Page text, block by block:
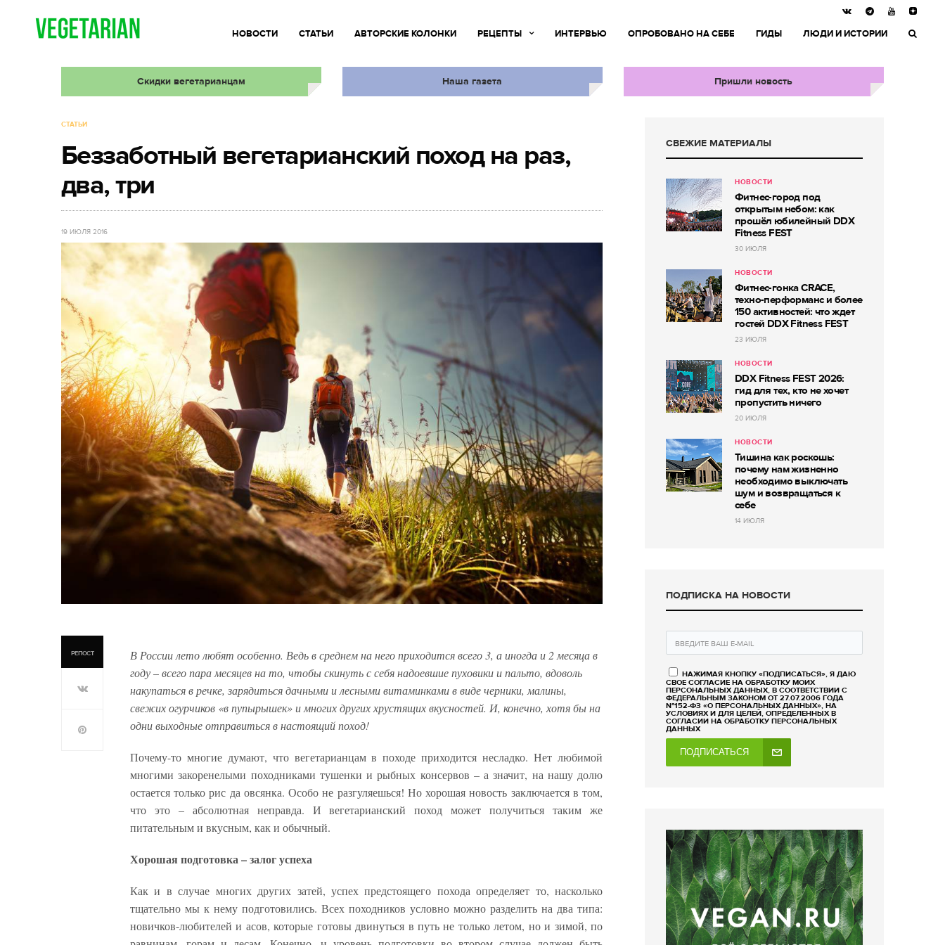
НОВОСТИ СТАТЬИ АВТОРСКИЕ КОЛОНКИ РЕЦЕПТЫ ИНТЕРВЬЮ ОПРОБОВАНО НА СЕБЕ ГИДЫ ЛЮДИ И ИСТОРИИ
Скидки вегетарианцам Наша газета Пришли новость
СТАТЬИ
Беззаботный вегетарианский поход на раз,
два, три
19 ИЮЛЯ 2016
РЕПОСТ
В России лето любят особенно. Ведь в среднем на него приходится всего 3, а иногда и 2 месяца в
году – всего пара месяцев на то, чтобы скинуть с себя надоевшие пуховики и пальто, вдоволь
накупаться в речке, зарядиться дачными и лесными витаминками в виде черники, малины,
свежих огурчиков «в пупырышек» и многих других хрустящих вкусностей. И, конечно, хотя бы на
одни выходные отправиться в настоящий поход!
Почему-то многие думают, что вегетарианцам в походе приходится несладко. Нет любимой
многими закоренелыми походниками тушенки и рыбных консервов – а значит, на нашу долю
остается только рис да овсянка. Особо не разгуляешься! Но хорошая новость заключается в том,
что это – абсолютная неправда. И вегетарианский поход может получиться таким же
питательным и вкусным, как и обычный.
Хорошая подготовка – залог успеха
Как и в случае многих других затей, успех предстоящего похода определяет то, насколько
тщательно мы к нему подготовились. Всех походников условно можно разделить на два типа:
новичков-любителей и асов, которые готовы двинуться в путь не только летом, но и зимой, по
СВЕЖИЕ МАТЕРИАЛЫ
НОВОСТИ
Фитнес-город под
открытым небом: как
прошёл юбилейный DDX
Fitness FEST
30 ИЮЛЯ
НОВОСТИ
Фитнес-гонка CRACE,
техно-перформанс и более
150 активностей: что ждет
гостей DDX Fitness FEST
23 ИЮЛЯ
НОВОСТИ
DDX Fitness FEST 2026:
гид для тех, кто не хочет
пропустить ничего
20 ИЮЛЯ
НОВОСТИ
Тишина как роскошь:
почему нам жизненно
необходимо выключать
шум и возвращаться к
себе
14 ИЮЛЯ
ПОДПИСКА НА НОВОСТИ
НАЖИМАЯ КНОПКУ «ПОДПИСАТЬСЯ», Я ДАЮ
СВОЕ СОГЛАСИЕ НА ОБРАБОТКУ МОИХ
ПЕРСОНАЛЬНЫХ ДАННЫХ, В СООТВЕТСТВИИ С
ФЕДЕРАЛЬНЫМ ЗАКОНОМ ОТ 27.07.2006 ГОДА
№152-ФЗ «О ПЕРСОНАЛЬНЫХ ДАННЫХ», НА
УСЛОВИЯХ И ДЛЯ ЦЕЛЕЙ, ОПРЕДЕЛЕННЫХ В
СОГЛАСИИ НА ОБРАБОТКУ ПЕРСОНАЛЬНЫХ
ДАННЫХ
ПОДПИСАТЬСЯ